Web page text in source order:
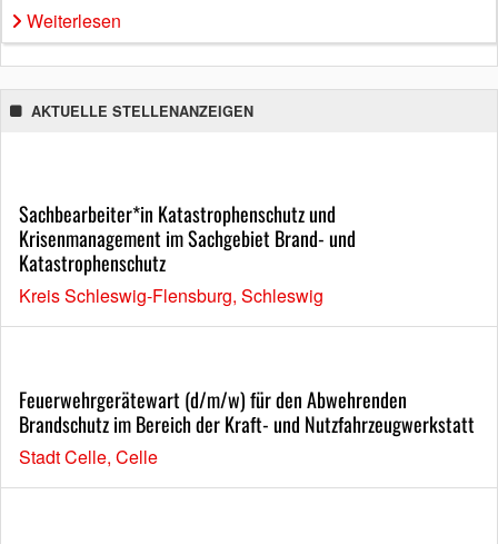
Weiterlesen
AKTUELLE STELLENANZEIGEN
Sachbearbeiter*in Katastrophenschutz und
Krisenmanagement im Sachgebiet Brand- und
Katastrophenschutz
Kreis Schleswig-Flensburg, Schleswig
Feuerwehrgerätewart (d/m/w) für den Abwehrenden
Brandschutz im Bereich der Kraft- und Nutzfahrzeugwerkstatt
Stadt Celle, Celle